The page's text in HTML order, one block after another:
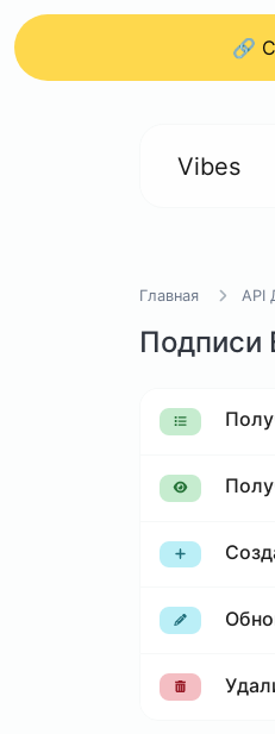
🔗
Vibes
Главная API
Подписи